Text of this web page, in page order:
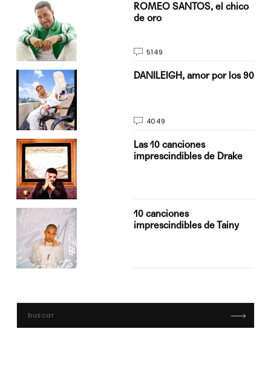
ROMEO SANTOS, el chico
de oro
5149
DANILEIGH, amor por los 90
4049
Las 10 canciones
imprescindibles de Drake
10 canciones
imprescindibles de Tainy